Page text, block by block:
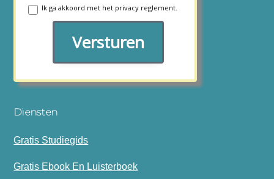
Ik ga akkoord met het privacy reglement.
Versturen
Diensten
Gratis Studiegids
Gratis Ebook En Luisterboek